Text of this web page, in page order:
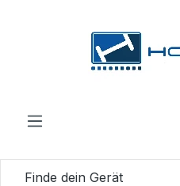
Finde dein Gerät